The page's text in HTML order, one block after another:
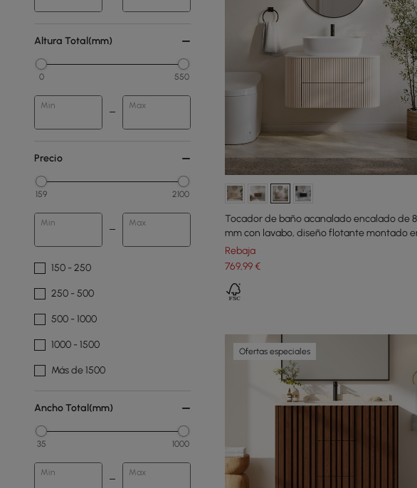
Altura Total(mm)
0 550
Min Max
Precio
159 2100
Min Max
150 - 250
250 - 500
500 - 1000
1000 - 1500
Más de 1500
Ancho Total(mm)
35 1000
Min Max
Tocador de baño acanalado encalado de
mm con lavabo, diseño flotante montado
pared
Rebaja
769,99€
Ofertas especiales